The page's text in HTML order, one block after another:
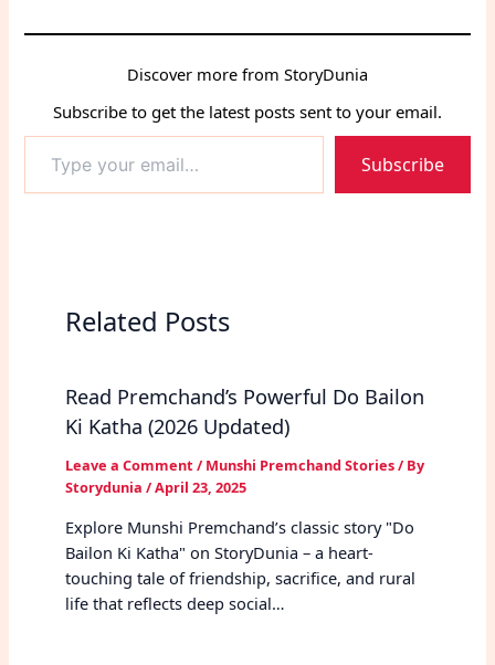
Discover more from StoryDunia
Subscribe to get the latest posts sent to your email.
your
email…
Subscribe
Related Posts
Read Premchand’s Powerful Do Bailon
Ki Katha (2026 Updated)
Leave a Comment / Munshi Premchand Stories/ By
Storydunia /April 23, 2025
Explore Munshi Premchand’s classic story "Do
Bailon Ki Katha" on StoryDunia – a heart-
touching tale of friendship, sacrifice, and rural
life that reflects deep social…